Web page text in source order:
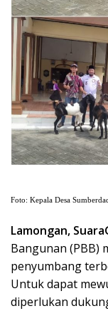
Foto: Kepala Desa
Lamongan,
Bangunan (PBB)
penyumbang
Untuk dapat
diperlukan